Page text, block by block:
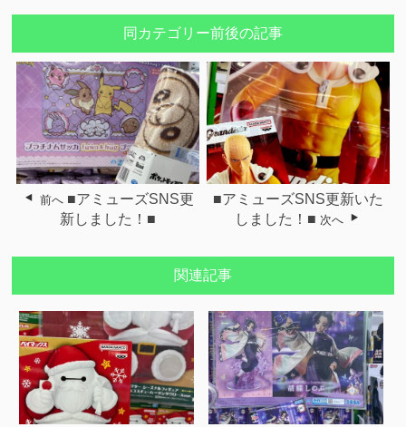
同カテゴリー前後の記事
前へ ■アミューズSNS更
新しました！■
■アミューズSNS更新いた
しました！■ 次へ
関連記事